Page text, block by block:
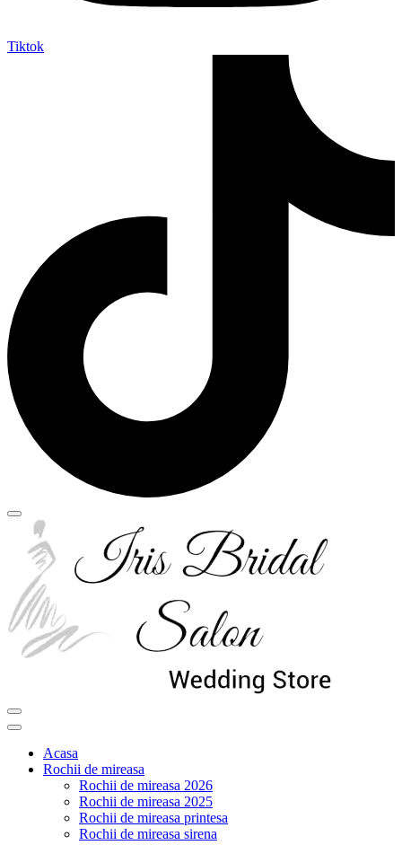
Tiktok
Acasa
Rochii de mireasa
Rochii de mireasa 2026
Rochii de mireasa 2025
Rochii de mireasa printesa
Rochii de mireasa sirena